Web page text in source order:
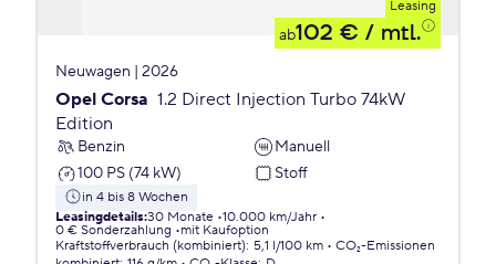
Leasing
ab102 € / mtl.
Neuwagen | 2026
Opel Corsa 1.2 Direct Injection Turbo 74kW
Edition
Benzin
Manuell
100 PS (74 kW)
Stoff
in 4 bis 8 Wochen
Leasingdetails:30 Monate 10.000 km/Jahr
0 € Sonderzahlung
mit Kaufoption
Kraftstoffverbrauch (kombiniert): 5,1 l/100 km
CO₂-Emissionen